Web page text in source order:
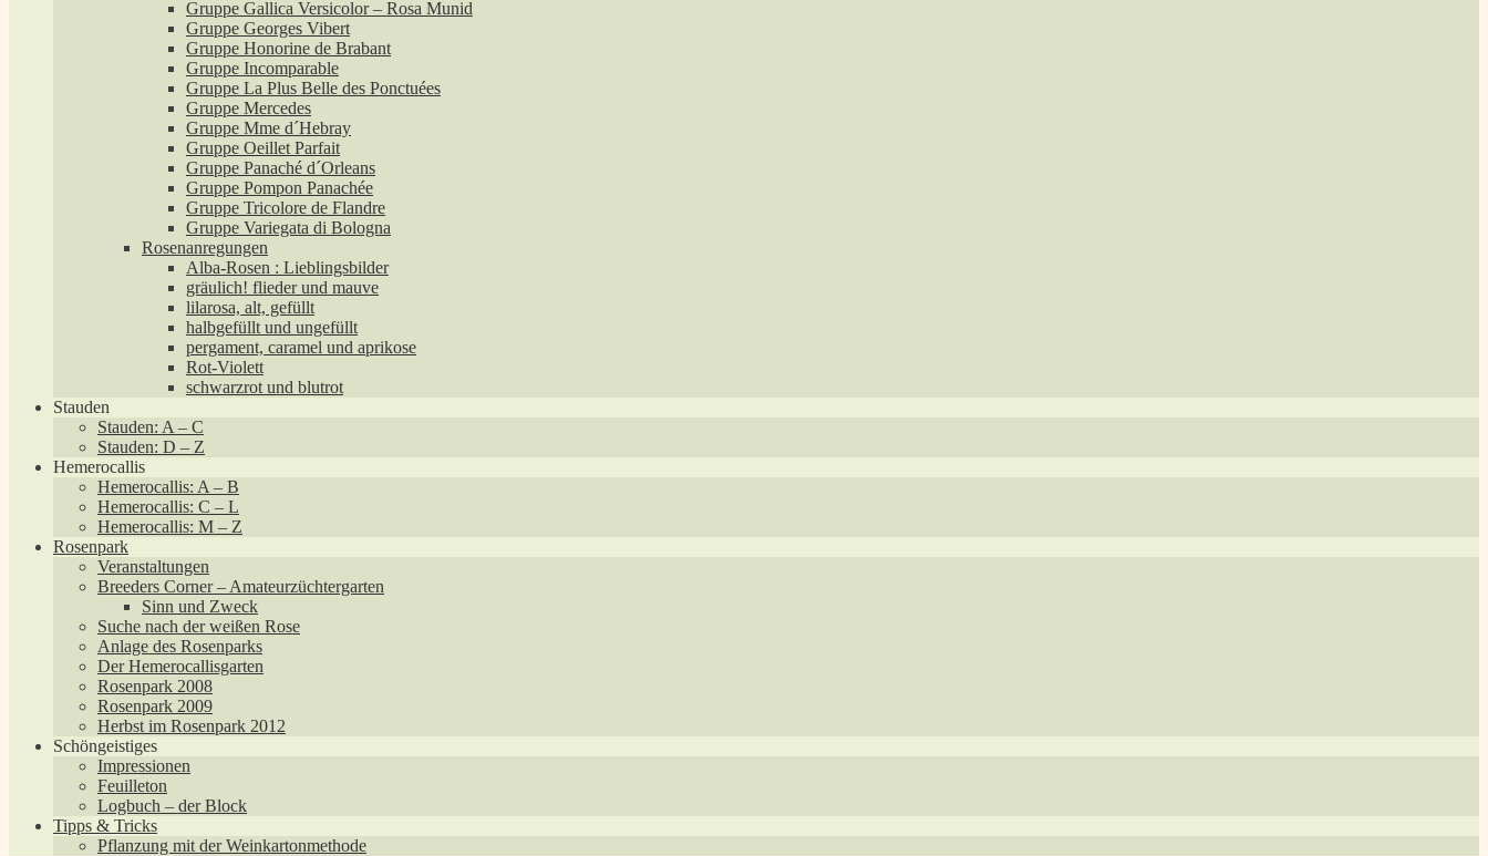
Gruppe Gallica Versicolor – Rosa Munid
Gruppe Georges Vibert
Gruppe Honorine de Brabant
Gruppe Incomparable
Gruppe La Plus Belle des Ponctuées
Gruppe Mercedes
Gruppe Mme d´Hebray
Gruppe Oeillet Parfait
Gruppe Panaché d´Orleans
Gruppe Pompon Panachée
Gruppe Tricolore de Flandre
Gruppe Variegata di Bologna
Rosenanregungen
Alba-Rosen : Lieblingsbilder
gräulich! flieder und mauve
lilarosa, alt, gefüllt
halbgefüllt und ungefüllt
pergament, caramel und aprikose
Rot-Violett
schwarzrot und blutrot
Stauden
Stauden: A – C
Stauden: D – Z
Hemerocallis
Hemerocallis: A – B
Hemerocallis: C – L
Hemerocallis: M – Z
Rosenpark
Veranstaltungen
Breeders Corner – Amateurzüchtergarten
Sinn und Zweck
Suche nach der weißen Rose
Anlage des Rosenparks
Der Hemerocallisgarten
Rosenpark 2008
Rosenpark 2009
Herbst im Rosenpark 2012
Schöngeistiges
Impressionen
Feuilleton
Logbuch – der Block
Tipps & Tricks
Pflanzung mit der Weinkartonmethode